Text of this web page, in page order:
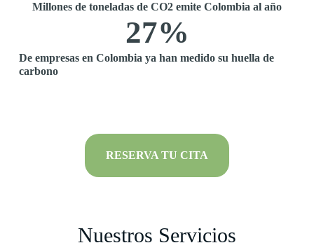
Millones de toneladas de CO2 emite Colombia al año
De empresas en Colombia ya han medido su huella de
carbono
27%
RESERVA TU CITA
Nuestros Servicios